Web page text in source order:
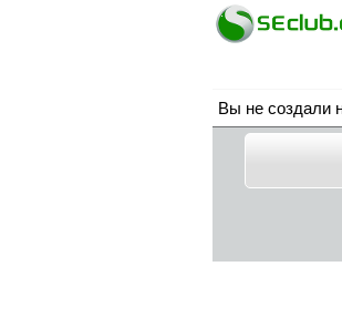
Вы не создали